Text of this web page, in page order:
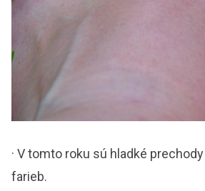
· V tomto roku sú hladké
farieb.